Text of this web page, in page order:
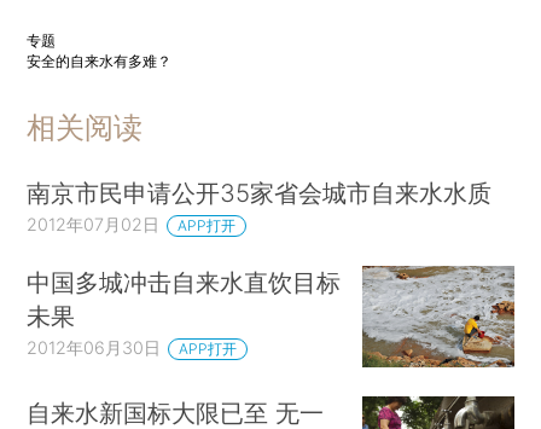
专题
安全的自来水有多难？
相关阅读
南京市民申请公开35家省会城市自来水水质
2012年07月02日 APP打开
中国多城冲击自来水直饮目标
未果
2012年06月30日 APP打开
自来水新国标大限已至 无一